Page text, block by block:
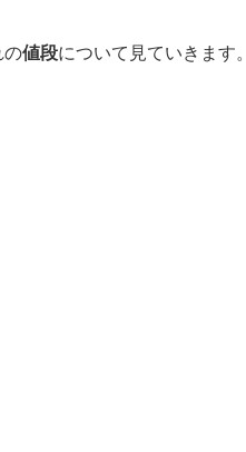
の値段について見ていきます。